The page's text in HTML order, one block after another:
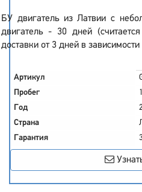
БУ двигатель из Латвии с
двигатель - 30 дней
доставки от 3 дней в
Артикул
Пробег
Год
Страна
Гарантия